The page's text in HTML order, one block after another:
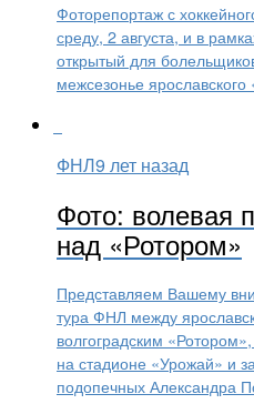
Фоторепортаж с
среду, 2 августа, и в
открытый для
межсезонье
ФНЛ9 лет назад
Фото: волевая
над «Ротором»
Представляем Вашему
тура ФНЛ между
волгоградским
на стадионе «Урожай» и
подопечных Александра